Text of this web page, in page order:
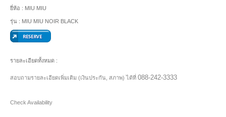
ยี่ห้อ : MIU MIU
รุ่น : MIU MIU NOIR BLACK
รายละเอียดทั้งหมด :
สอบถามรายละเอียดเพิ่มเติม (เงินประกัน, สภาพ) ได้ที่ 088-242-3333
Check Availability